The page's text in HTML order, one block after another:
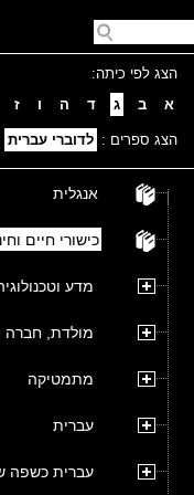
הצג לפי כיתה:
א
ב ג ד ה ו ז
הצג ספרים : לדוברי עברית
אנגלית
כישורי חיים
מדע
מולדת, חברה
מתמטיקה
עברית
עברית כשפה